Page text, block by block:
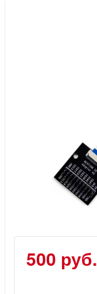
500 руб.